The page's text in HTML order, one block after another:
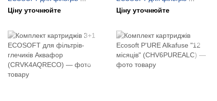
глечиків Бар'єр
(CRVK4BARECO)
Ціну уточнюйте
глечиків Аквафор 2 шт.
(CRVK2AQRECO)
Ціну уточнюйте